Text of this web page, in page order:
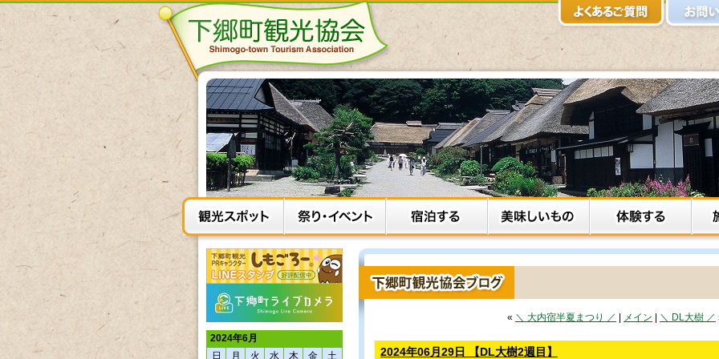
« ＼ 大内宿半夏まつり ／ メイン ＼ DL大樹 ／
2024年06月29日 【DL大樹2週目】
2024年6月
日
月 火 水 木 金 土